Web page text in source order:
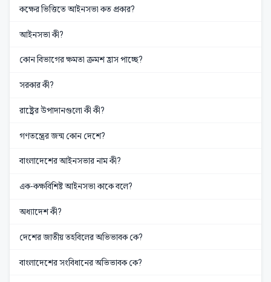
কক্ষের ভিত্তিতে আইনসভা কত প্রকার?
আইনসভা কী?
কোন বিভাগের ক্ষমতা ক্রমশ হ্রাস পাচ্ছে?
সরকার কী?
রাষ্ট্রের উপাদানগুলো কী কী?
গণতন্ত্রের জন্ম কোন দেশে?
বাংলাদেশের আইনসভার নাম কী?
এক-কক্ষবিশিষ্ট আইনসভা কাকে বলে?
অধ্যাদেশ কী?
দেশের জাতীয় তহবিলের অভিভাবক কে?
বাংলাদেশের সংবিধানের অভিভাবক কে?